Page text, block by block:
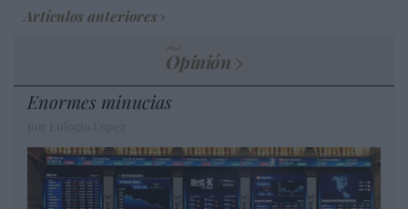
Artículos anteriores
Opinión
Enormes minucias